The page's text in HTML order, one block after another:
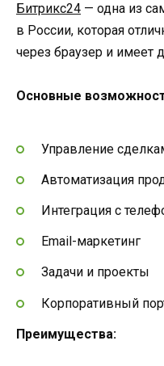
Битрикс24 — одна из
в России, которая
через браузер и имеет
Основные
Управление
Автоматизация
Интеграция с
Email-маркетинг
Задачи и проекты
Корпоративный
Преимущества: